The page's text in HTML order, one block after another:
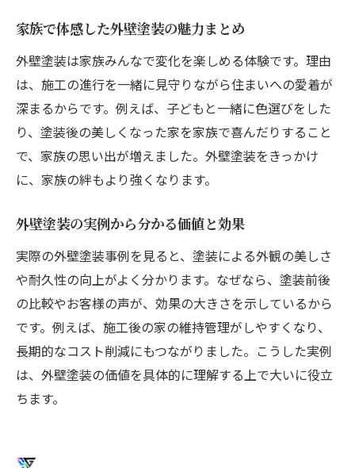
外壁塗装の体験で見極めた信頼のポイント
外壁塗装選びで失敗しない体験的ノウハウ
外壁塗装の体験談が教える業者選定術
家族で体感した外壁塗装の魅力まとめ
外壁塗装は家族みんなで変化を楽しめる体験です。理由
は、施工の進行を一緒に見守りながら住まいへの愛着が
深まるからです。例えば、子どもと一緒に色選びをした
り、塗装後の美しくなった家を家族で喜んだりすること
で、家族の思い出が増えました。外壁塗装をきっかけ
に、家族の絆もより強くなります。
外壁塗装の実例から分かる価値と効果
実際の外壁塗装事例を見ると、塗装による外観の美しさ
や耐久性の向上がよく分かります。なぜなら、塗装前後
の比較やお客様の声が、効果の大きさを示しているから
です。例えば、施工後の家の維持管理がしやすくなり、
長期的なコスト削減にもつながりました。こうした実例
は、外壁塗装の価値を具体的に理解する上で大いに役立
ちます。